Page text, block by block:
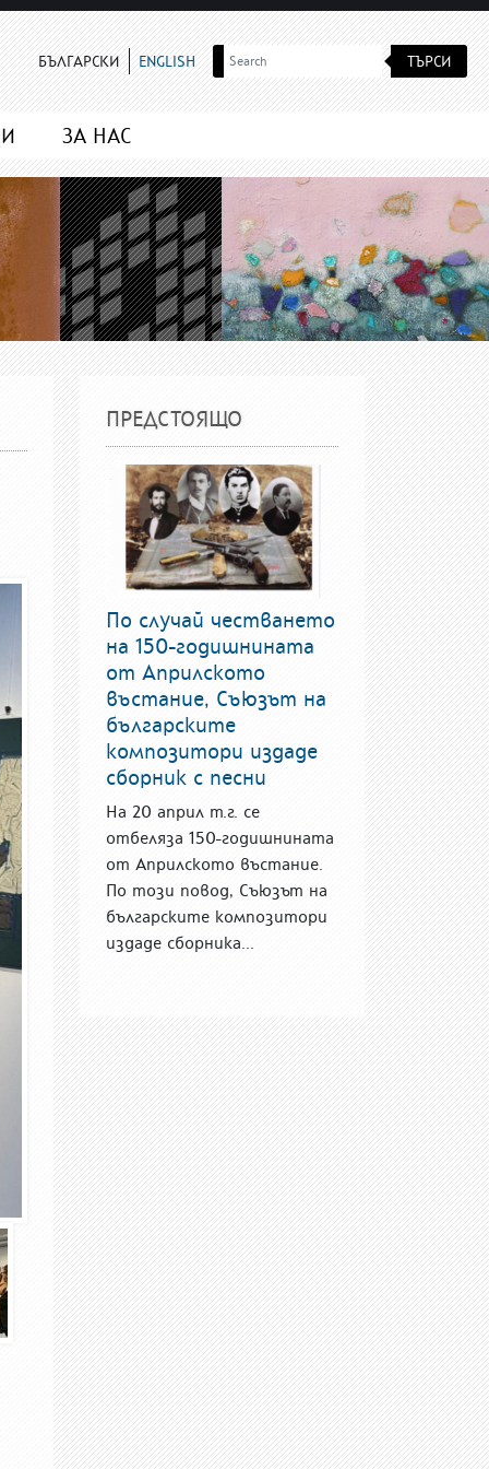
БЪЛГАРСКИ ENGLISH ТЪРСИ
ЗА НАС
ПРЕДСТОЯЩО
По случай честването
на 150-годишнината
от Априлското
въстание, Съюзът на
българските
композитори издаде
сборник с песни
На 20 април т.г. се
отбеляза 150-годишнината
от Априлското въстание.
По този повод, Съюзът на
българските композитори
издаде сборника...